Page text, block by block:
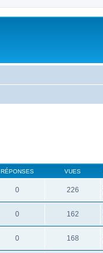
RÉPONSES VUES
0 226
0 162
0 168